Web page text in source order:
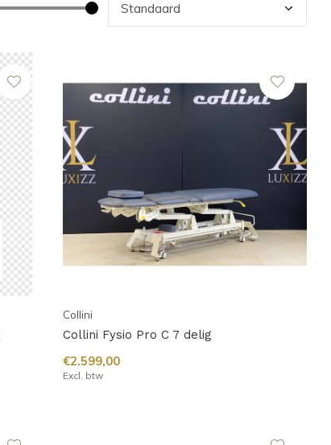
Collini
Collini Fysio Pro C 7 delig
€2.599,00
Excl. btw